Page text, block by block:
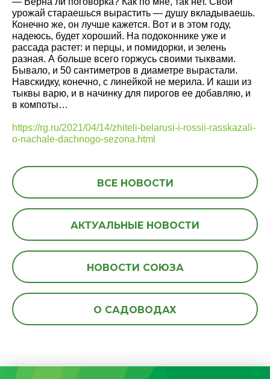
урожай стараешься вырастить — душу вкладываешь.
Конечно же, он лучше кажется. Вот и в этом году,
надеюсь, будет хороший. На подоконнике уже и
рассада растет: и перцы, и помидорки, и зелень
разная. А больше всего горжусь своими тыквами.
Бывало, и 50 сантиметров в диаметре вырастали.
Навскидку, конечно, с линейкой не мерила. И каши из
тыквы варю, и в начинку для пирогов ее добавляю, и
в компоты…
https://rg.ru/2021/04/14/zhiteli-belarusi-i-rossii-rasskazali-
o-nachale-dachnogo-sezona.html
ВСЕ НОВОСТИ
АКТУАЛЬНЫЕ НОВОСТИ
НОВОСТИ СОЮЗА
О САДОВОДАХ